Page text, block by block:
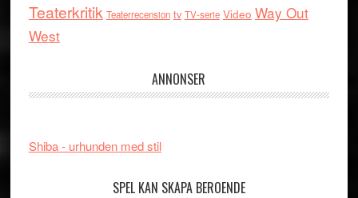
Teaterkritik Teaterrecension tv TV-serie Video Way Out
West
ANNONSER
Shiba - urhunden med stil
SPEL KAN SKAPA BEROENDE